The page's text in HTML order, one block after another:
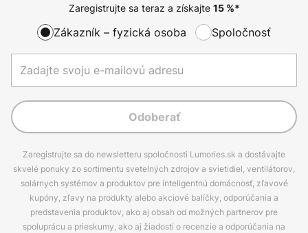
Zaregistrujte sa teraz a získajte 15%*
Zákazník – fyzická osoba Spoločnosť
Odoberať
Zaregistrujte sa do newsletteru spoločnosti Lumories.sk a dostávajte
skvelé ponuky zo sortimentu svetelných zdrojov a svietidiel, ventilátorov,
solárnych systémov a produktov pre inteligentnú domácnosť, zľavové
kupóny, zľavy na produkty alebo akciové balíčky, odporúčania a
predstavenia produktov, ako aj obsah od možných partnerov pre
spoluprácu a prieskumy, ako aj žiadosti o recenzie a odporúčania na